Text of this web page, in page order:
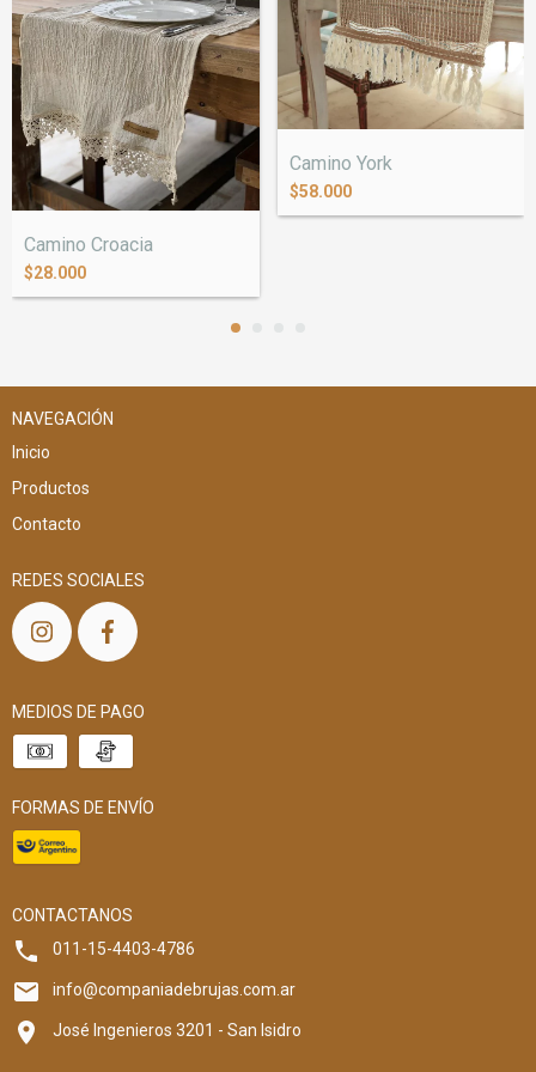
Camino Croacia
$28.000
Camino York
$58.000
NAVEGACIÓN
Inicio
Productos
Contacto
REDES SOCIALES
MEDIOS DE PAGO
FORMAS DE ENVÍO
CONTACTANOS
011-15-4403-4786
info@companiadebrujas.com.ar
José Ingenieros 3201 - San Isidro